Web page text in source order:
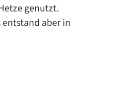
genutzt.
aber in